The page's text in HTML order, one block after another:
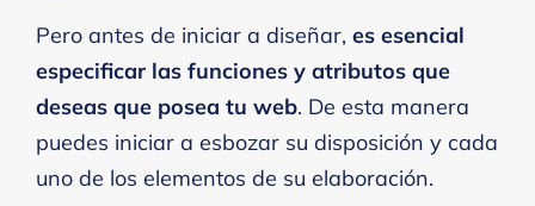
Pero antes de iniciar a diseñar, es esencial
especificar las funciones y atributos que
deseas que posea tu web. De esta manera
puedes iniciar a esbozar su disposición y cada
uno de los elementos de su elaboración.